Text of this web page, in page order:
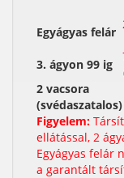
Egyágyas felár
3. ágyon 99 ig
2 vacsora
(svédaszatalos)
Figyelem:
ellátással, 2
Egyágyas felár
a garantált